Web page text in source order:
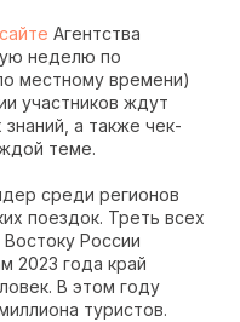
сайте Агентства
неделю по
местному времени)
участников ждут
а также чек-
теме.
среди регионов
поездок. Треть всех
России
2023 года край
В этом году
туристов.